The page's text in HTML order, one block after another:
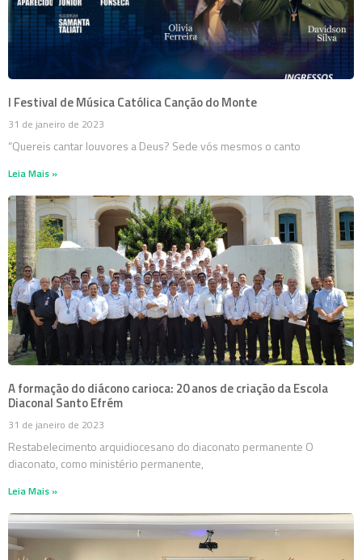
I Festival de Música Católica Canção do Monte
31 de janeiro de 2023
“Quereis cantar louvores a Deus? Sede vós mesmos o canto
Leia Mais »
A formação do diácono carioca: 20 anos de criação da Escola
Diaconal Santo Efrém
31 de janeiro de 2023
Restabelecimento arquidiocesano do diaconato permanente O
diaconato, como ministério permanente,
Leia Mais »